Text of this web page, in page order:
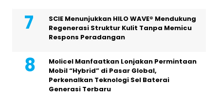
SCIE Menunjukkan HILO WAVE® Mendukung
Regenerasi Struktur Kulit Tanpa Memicu
Respons Peradangan
Molicel Manfaatkan Lonjakan Permintaan
Mobil “Hybrid” di Pasar Global,
Perkenalkan Teknologi Sel Baterai
Generasi Terbaru